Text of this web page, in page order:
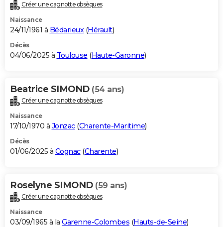
Créer une cagnotte obsèques
Naissance
24/11/1961 à Bédarieux(Hérault)
Décès
04/06/2025 à Toulouse (Haute-Garonne)
Beatrice SIMOND (54 ans)
Créer une cagnotte obsèques
Naissance
17/10/1970 à Jonzac(Charente-Maritime)
Décès
01/06/2025 à Cognac(Charente)
Roselyne SIMOND (59 ans)
Créer une cagnotte obsèques
Naissance
03/09/1965 à la Garenne-Colombes (Hauts-de-Seine)